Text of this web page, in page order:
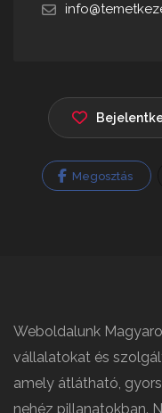
Megosztás
Weboldalunk
vállalatokat és
amely átlátható,
nehéz pillanatokban.